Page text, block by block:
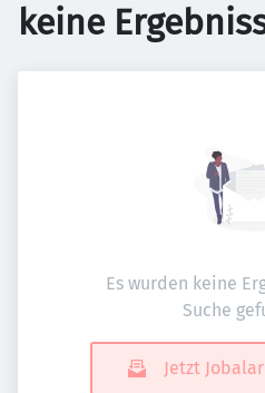
keine
Es wurden keine
Suche
Jetzt